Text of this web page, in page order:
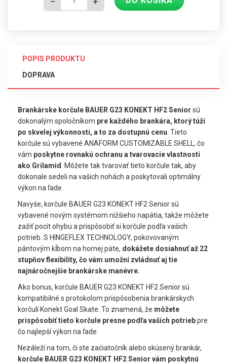
POPIS PRODUKTU
DOPRAVA
Brankárske korčule BAUER G23 KONEKT HF2 Senior sú
dokonalým spoločníkom pre každého brankára, ktorý túži
po skvelej výkonnosti, a to za dostupnú cenu . Tieto
korčule sú vybavené ANAFORM CUSTOMIZABLE SHELL, čo
vám poskytne rovnakú ochranu a tvarovacie vlastnosti
ako Grilamid . Môžete tak tvarovať tieto korčule tak, aby
dokonale sedeli na vašich nohách a poskytovali optimálny
výkon na ľade.
Navyše, korčule BAUER G23 KONEKT HF2 Senior sú
vybavené novým systémom nižšieho napätia, takže môžete
zažiť pocit ohybu a prispôsobiť si korčule podľa vašich
potrieb. S HINGEFLEX TECHNOLOGY, pokovovaným
pántovým kĺbom na hornej päte, dokážete dosiahnuť až 22
stupňov flexibility, čo vám umožní zvládnuť aj tie
najnáročnejšie brankárske manévre.
Ako bonus, korčule BAUER G23 KONEKT HF2 Senior sú
kompatibilné s protokolom prispôsobenia brankárskych
korčulí Konekt Goal Skate. To znamená, že môžete
prispôsobiť tieto korčule presne podľa vašich potriebpre
čo najlepší výkon na ľade.
Nezáleží na tom, či ste začiatočník alebo skúsený brankár,
korčule BAUER G23 KONEKT HF2 Senior vám poskytnú